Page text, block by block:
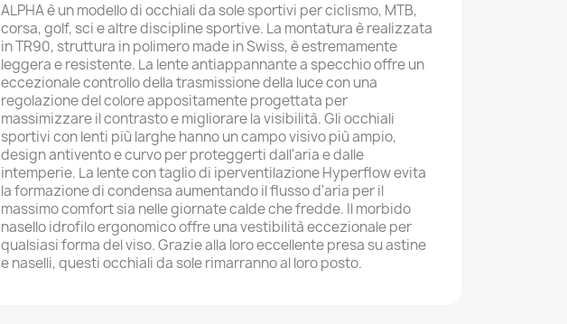
ALPHA è un modello di occhiali da sole sportivi per ciclismo, MTB,
corsa, golf, sci e altre discipline sportive. La montatura è realizzata
in TR90, struttura in polimero made in Swiss, è estremamente
leggera e resistente. La lente antiappannante a specchio offre un
eccezionale controllo della trasmissione della luce con una
regolazione del colore appositamente progettata per
massimizzare il contrasto e migliorare la visibilità. Gli occhiali
sportivi con lenti più larghe hanno un campo visivo più ampio,
design antivento e curvo per proteggerti dall'aria e dalle
intemperie. La lente con taglio di iperventilazione Hyperflow evita
la formazione di condensa aumentando il flusso d'aria per il
massimo comfort sia nelle giornate calde che fredde. Il morbido
nasello idrofilo ergonomico offre una vestibilità eccezionale per
qualsiasi forma del viso. Grazie alla loro eccellente presa su astine
e naselli, questi occhiali da sole rimarranno al loro posto.